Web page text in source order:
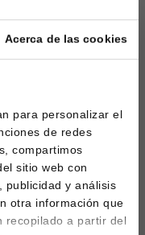
Acerca de las cookies
para personalizar el
de redes
compartimos
sitio web con
publicidad y análisis
otra información que
recopilado a partir del
su
centro de la zaga
a
contrato con el
está atada desde
el trato entre las
últimos seis meses
Premier League,
oficial.